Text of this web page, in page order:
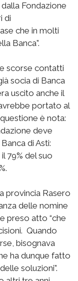
Fondazione
di
che in molti
Banca”.
scorse contatti
socia di Banca
uscito anche il
portato al
è nota:
deve
di Asti:
79% del suo
provincia Rasero
delle nomine
preso atto “che
Quando
bisognava
ha dunque fatto
soluzioni”.